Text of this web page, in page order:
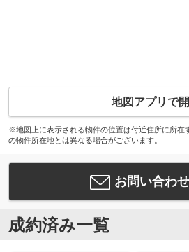
地図アプリで開
※地図上に表示される物件の位置は付近住所に所在
の物件所在地とは異なる場合がございます。
お問い合わ
成約済み一覧